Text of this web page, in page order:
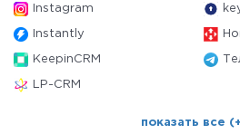
Instagram
Instantly
KeepinCRM
LP-CRM
показать все